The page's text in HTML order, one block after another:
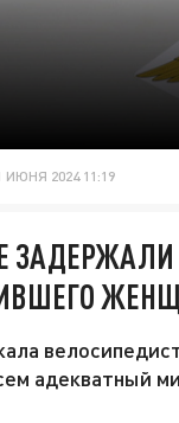
ИЮНЯ 2024 11:19
адекватный